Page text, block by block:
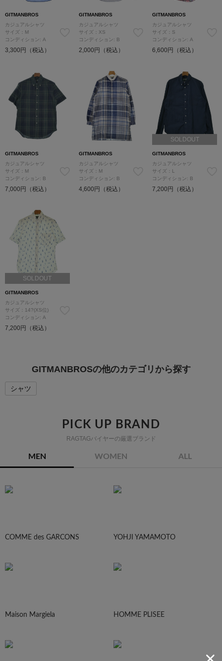
GITMANBROS
カジュアルシャツ
サイズ：M
コンディション: A
3,300円（税込）
GITMANBROS
カジュアルシャツ
サイズ：XS
コンディション: B
2,000円（税込）
GITMANBROS
カジュアルシャツ
サイズ：S
コンディション: A
6,600円（税込）
GITMANBROS
カジュアルシャツ
サイズ：M
コンディション: B
7,000円（税込）
GITMANBROS
カジュアルシャツ
サイズ：M
コンディション: B
4,600円（税込）
SOLDOUT
GITMANBROS
カジュアルシャツ
サイズ：L
コンディション: B
7,200円（税込）
SOLDOUT
GITMANBROS
カジュアルシャツ
サイズ：14?(XS位)
コンディション: A
7,200円（税込）
GITMANBROSの他のカテゴリから探す
シャツ
PICK UP BRAND
RAGTAGバイヤーの厳選ブランド
MEN WOMEN ALL
COMME des GARCONS YOHJI YAMAMOTO
Maison Margiela HOMME PLISEE